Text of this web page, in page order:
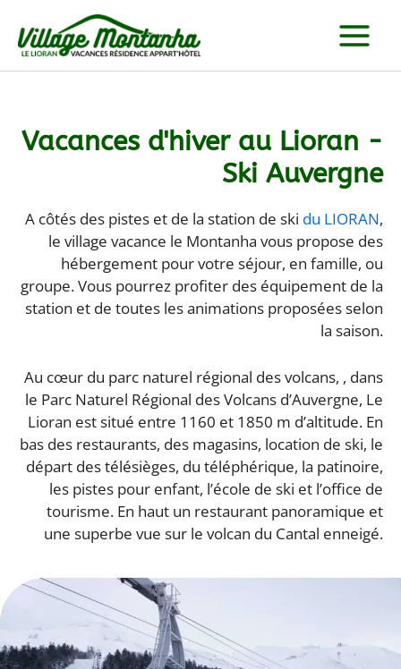
contenu
Vacances d'hiver au Lioran -
Ski Auvergne
A côtés des pistes et de la station de ski du LIORAN,
le village vacance le Montanha vous propose des
hébergement pour votre séjour, en famille, ou
groupe. Vous pourrez profiter des équipement de la
station et de toutes les animations proposées selon
la saison.
Au cœur du parc naturel régional des volcans, , dans
le Parc Naturel Régional des Volcans d’Auvergne, Le
Lioran est situé entre 1160 et 1850 m d’altitude. En
bas des restaurants, des magasins, location de ski, le
départ des télésièges, du téléphérique, la patinoire,
les pistes pour enfant, l’école de ski et l’office de
tourisme. En haut un restaurant panoramique et
une superbe vue sur le volcan du Cantal enneigé.